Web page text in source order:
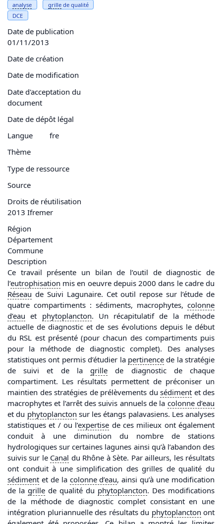
analyse
grillede qualité
DCE
Date de publication
01/11/2013
Date de création
Date de modification
Date d'acceptation du
document
Date de dépôt légal
Langue
fre
Thème
Type de ressource
Source
Droits de réutilisation
2013 Ifremer
Région
Département
Commune
Description
Ce travail présente un bilan de l’outil de diagnostic de
l’eutrophisation mis en oeuvre depuis 2000 dans le cadre du
Réseau de Suivi Lagunaire. Cet outil repose sur l’étude de
quatre compartiments : sédiments, macrophytes, colonne
d’eau et phytoplancton. Un récapitulatif de la méthode
actuelle de diagnostic et de ses évolutions depuis le début
du RSL est présenté (pour chacun des compartiments puis
pour la méthode de diagnostic complet). Des analyses
statistiques ont permis d’étudier la pertinencede la stratégie
de suivi et de lagrille de diagnostic de chaque
compartiment. Les résultats permettent de préconiser un
maintien des stratégies de prélèvements du sédiment et des
macrophytes et l’arrêt des suivis annuels de la colonne d’eau
et du phytoplancton sur les étangs palavasiens. Les analyses
statistiques et / ou l’expertise de ces milieux ont également
conduit à une diminution du nombre de stations
hydrologiques sur certaines lagunes ainsi qu’à l’abandon des
suivis sur le Canal du Rhône à Sète. Par ailleurs, les résultats
ont conduit à une simplification des grilles de qualité du
sédiment et de la colonne d’eau, ainsi qu’à une modification
de la grille de qualité du phytoplancton. Des modifications
de la méthode de diagnostic complet consistant en une
intégration pluriannuelle des résultats du phytoplancton ont